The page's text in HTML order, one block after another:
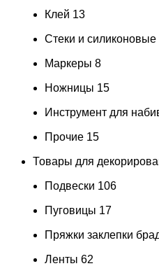
Клей 13
Стеки и силиконовые
Маркеры 8
Ножницы 15
Инструмент для
Прочие 15
Товары для
Подвески 106
Пуговицы 17
Пряжки заклепки
Ленты 62